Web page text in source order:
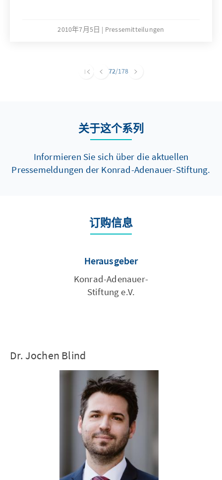
2010年7月5日 Pressemitteilungen
72/178
关于这个系列
Informieren Sie sich über die aktuellen
Pressemeldungen der Konrad-Adenauer-Stiftung.
订购信息
Herausgeber
Konrad-Adenauer-
Stiftung e.V.
Dr. Jochen Blind